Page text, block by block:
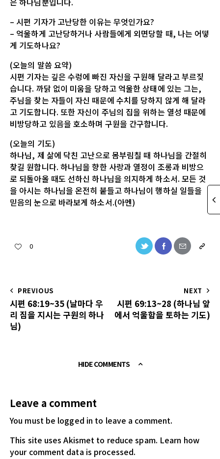
– 시편 기자가 고난당한 이유는 무엇인가요?
– 억울하게 고난당하거나 사람들에게 외면당할 때, 나는 어떻
게 기도하나요?
(오늘의 말씀 요약)
시편 기자는 깊은 수렁에 빠진 자신을 구원해 달라고 부르짖
습니다. 까닭 없이 미움을 당하고 억울한 상태에 있는 그는,
주님을 찾는 자들이 자신 때문에 수치를 당하지 않게 해 달라
고 기도합니다. 또한 자신이 주님의 집을 위하는 열성 때문에
비방당하고 있음을 호소하며 구원을 간구합니다.
(오늘의 기도)
하나님, 제 삶에 닥친 고난으로 몸부림칠 때 하나님을 간절히
찾길 원합니다. 하나님을 향한 사랑과 열정이 조롱과 비방으
로 되돌아올 때도 선하신 하나님을 의지하게 하소서. 모든 것
을 아시는 하나님을 온전히 붙들고 하나님이 행하실 일들을
믿음의 눈으로 바라보게 하소서.(아멘)
0
PREVIOUS
시편 68:19~35 (날마다 우
리 짐을 지시는 구원의 하나
님)
NEXT
시편 69:13~28 (하나님 앞
에서 억울함을 토하는 기도)
HIDE COMMENTS
Leave a comment
You must be logged in to leave a comment.
This site uses Akismet to reduce spam. Learn how
your comment data is processed.